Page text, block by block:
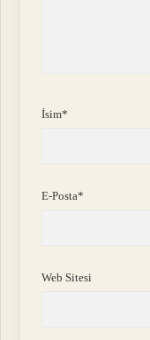
İsim*
E-Posta*
Web Sitesi